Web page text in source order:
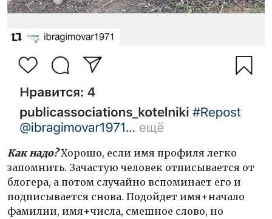
Как надо?Хорошо, если имя профиля легко
запомнить. Зачастую человек отписывается от
блогера, а потом случайно вспоминает его и
подписывается снова. Подойдет имя+начало
фамилии, имя+числа, смешное слово, но